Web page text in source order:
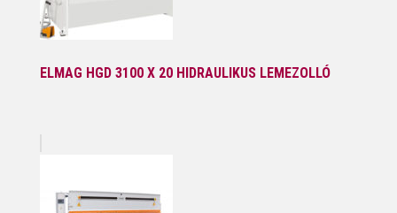
ELMAG HGD 3100 X 20 HIDRAULIKUS LEMEZOLLÓ